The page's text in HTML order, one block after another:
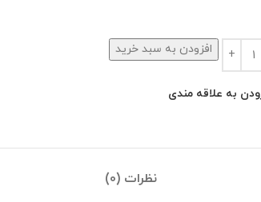
افزودن به سبد خرید
به علاقه مندی
نظرات (0)